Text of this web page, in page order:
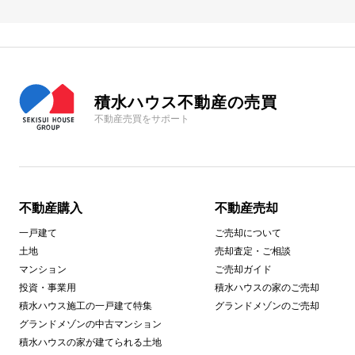
積水ハウス不動産の売買
不動産売買をサポート
不動産購入
一戸建て
土地
マンション
投資・事業用
積水ハウス施工の一戸建て特集
グランドメゾンの中古マンション
積水ハウスの家が建てられる土地
不動産売却
ご売却について
売却査定・ご相談
ご売却ガイド
積水ハウスの家のご売却
グランドメゾンのご売却